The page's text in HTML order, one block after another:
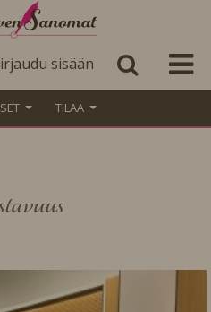
sisään
TILAA